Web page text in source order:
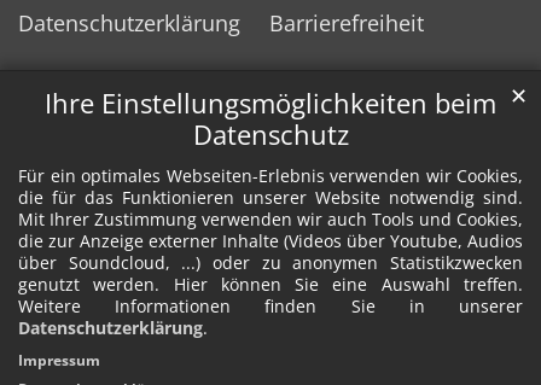
Ihre Einstellungsmöglichkeiten beim
Datenschutz
Für ein optimales Webseiten-Erlebnis verwenden wir Cookies,
die für das Funktionieren unserer Website notwendig sind.
Mit Ihrer Zustimmung verwenden wir auch Tools und Cookies,
die zur Anzeige externer Inhalte (Videos über Youtube, Audios
über Soundcloud, ...) oder zu anonymen Statistikzwecken
genutzt werden. Hier können Sie eine Auswahl treffen.
Weitere Informationen finden Sie in unserer
Datenschutzerklärung.
✕
Impressum
Datenschutzerklärung
Barrierefreiheit